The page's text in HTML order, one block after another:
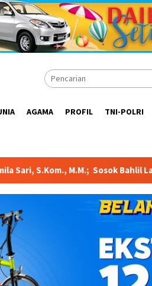
AGAMA PROFIL TNI-POLRI
Lahadalia bisa Menjadi